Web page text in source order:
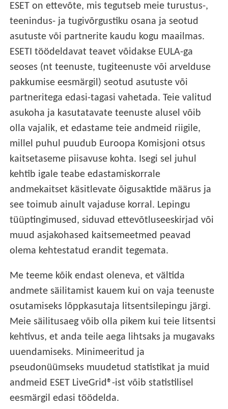
ESET on ettevõte, mis tegutseb meie turustus-,
teenindus- ja tugivõrgustiku osana ja seotud
asutuste või partnerite kaudu kogu maailmas.
ESETI töödeldavat teavet võidakse EULA-ga
seoses (nt teenuste, tugiteenuste või arvelduse
pakkumise eesmärgil) seotud asutuste või
partneritega edasi-tagasi vahetada. Teie valitud
asukoha ja kasutatavate teenuste alusel võib
olla vajalik, et edastame teie andmeid riigile,
millel puhul puudub Euroopa Komisjoni otsus
kaitsetaseme piisavuse kohta. Isegi sel juhul
kehtib igale teabe edastamiskorrale
andmekaitset käsitlevate õigusaktide määrus ja
see toimub ainult vajaduse korral. Lepingu
tüüptingimused, siduvad ettevõtluseeskirjad või
muud asjakohased kaitsemeetmed peavad
olema kehtestatud erandit tegemata.
Me teeme kõik endast oleneva, et vältida
andmete säilitamist kauem kui on vaja teenuste
osutamiseks lõppkasutaja litsentsilepingu järgi.
Meie säilitusaeg võib olla pikem kui teie litsentsi
kehtivus, et anda teile aega lihtsaks ja mugavaks
uuendamiseks. Minimeeritud ja
pseudonüümseks muudetud statistikat ja muid
andmeid ESET LiveGrid®-ist võib statistilisel
eesmärgil edasi töödelda.